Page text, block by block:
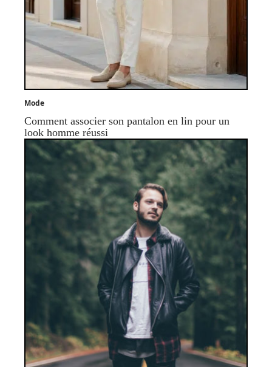
Mode
Comment associer son pantalon en lin pour un
look homme réussi